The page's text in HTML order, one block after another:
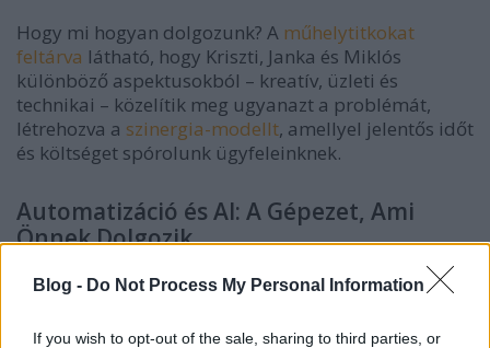
Blog - Do Not Process My Personal Information
If you wish to opt-out of the sale, sharing to third parties, or
Hogy mi hogyan dolgozunk? A műhelytitkokat
feltárva látható, hogy Kriszti, Janka és Miklós
különböző aspektusokból – kreatív, üzleti és
technikai – közelítik meg ugyanazt a problémát,
létrehozva a szinergia-modellt, amellyel jelentős időt
és költséget spórolunk ügyfeleinknek.
Automatizáció és AI: A Gépezet, Ami
Önnek Dolgozik
AI automatizáció
összeköti a webshopot a marketinggel, felszámolva
azadatvezérelt döntésekre, kiszűrve a szubjektív